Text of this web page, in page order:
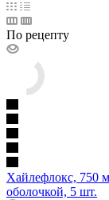
По рецепту
Хайлефлокс, 750
оболочкой, 5 шт.